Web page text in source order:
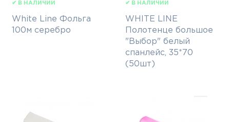
✔ В НАЛИЧИИ
White Line Фольга
100м серебро
✔ В НАЛИЧИИ
WHITE LINE
Полотенце большое
"Выбор" белый
спанлейс, 35*70
(50шт)